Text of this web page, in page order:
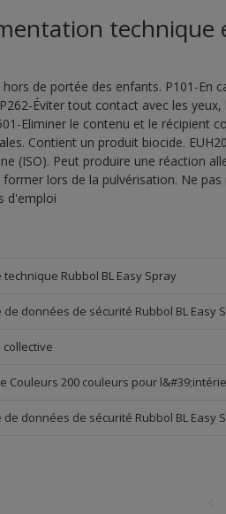
technique
hors de portée des enfants. P101-En
Éviter tout contact avec les
Eliminer le contenu et le récipient
Contient un produit biocide.
(ISO). Peut produire une réaction
lors de la pulvérisation. Ne
d'emploi
technique Rubbol BL Easy Spray
de données de sécurité Rubbol BL Easy
collective
Couleurs 200 couleurs pour
de données de sécurité Rubbol BL Easy